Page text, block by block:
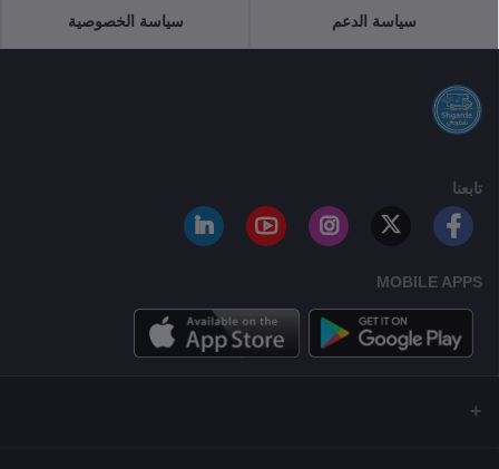
سياسة الدعم سياسة الخصوصية
تابعنا
MOBILE APPS